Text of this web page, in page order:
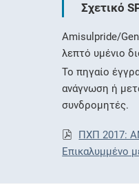
Σχετικό
Amisulpride/
λεπτό υμένιο
Το πηγαίο
ανάγνωση ή
συνδρομητές.
ΠΧΠ 2017:
Επικαλυμμένο